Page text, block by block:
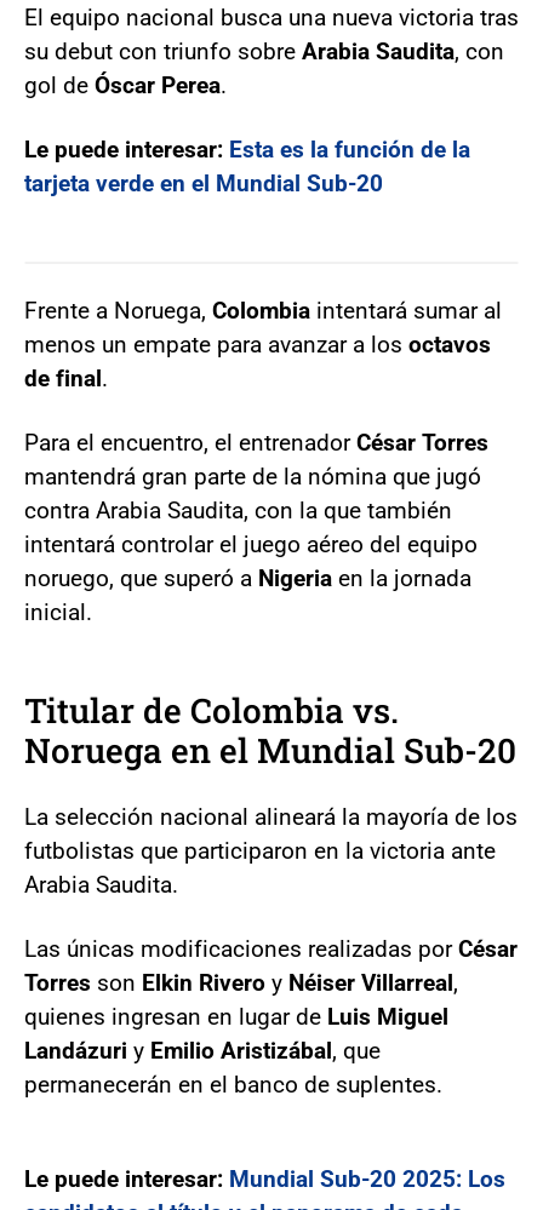
El equipo nacional busca una nueva victoria tras
su debut con triunfo sobre Arabia Saudita, con
gol de Óscar Perea.
Le puede interesar: Esta es la función de la
tarjeta verde en el Mundial Sub-20
Frente a Noruega, Colombia intentará sumar al
menos un empate para avanzar a los octavos
de final.
Para el encuentro, el entrenadorCésar Torres
mantendrá gran parte de la nómina que jugó
contra Arabia Saudita, con la que también
intentará controlar el juego aéreo del equipo
noruego, que superó a Nigeria en la jornada
inicial.
Titular de Colombia vs.
Noruega en el Mundial Sub-20
La selección nacional alineará la mayoría de los
futbolistas que participaron en la victoria ante
Arabia Saudita.
Las únicas modificaciones realizadas porCésar
Torres son Elkin Rivero y Néiser Villarreal,
quienes ingresan en lugar de Luis Miguel
Landázuri y Emilio Aristizábal, que
permanecerán en el banco de suplentes.
Le puede interesar: Mundial Sub-20 2025: Los